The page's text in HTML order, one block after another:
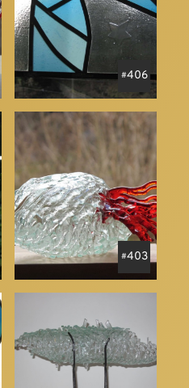
406
403